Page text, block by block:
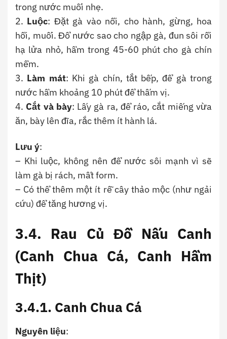
trong nước muối nhẹ.
2. Luộc: Đặt gà vào nồi, cho hành, gừng, hoa
hồi, muối. Đổ nước sao cho ngập gà, đun sôi rồi
hạ lửa nhỏ, hầm trong 45-60 phút cho gà chín
mềm.
3. Làm mát: Khi gà chín, tắt bếp, để gà trong
nước hầm khoảng 10 phút để thấm vị.
4. Cắt và bày: Lấy gà ra, để ráo, cắt miếng vừa
ăn, bày lên đĩa, rắc thêm ít hành lá.
Lưu ý:
– Khi luộc, không nên để nước sôi mạnh vì sẽ
làm gà bị rách, mất form.
– Có thể thêm một ít rễ cây thảo mộc (như ngải
cứu) để tăng hương vị.
3.4. Rau Củ Đồ Nấu Canh
(Canh Chua Cá, Canh Hầm
Thịt)
3.4.1. Canh Chua Cá
Nguyên liệu: